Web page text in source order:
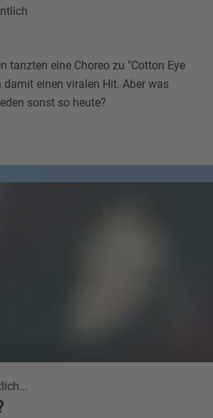
tanzten eine Choreo zu "Cotton Eye
damit einen viralen Hit. Aber was
sonst so heute?